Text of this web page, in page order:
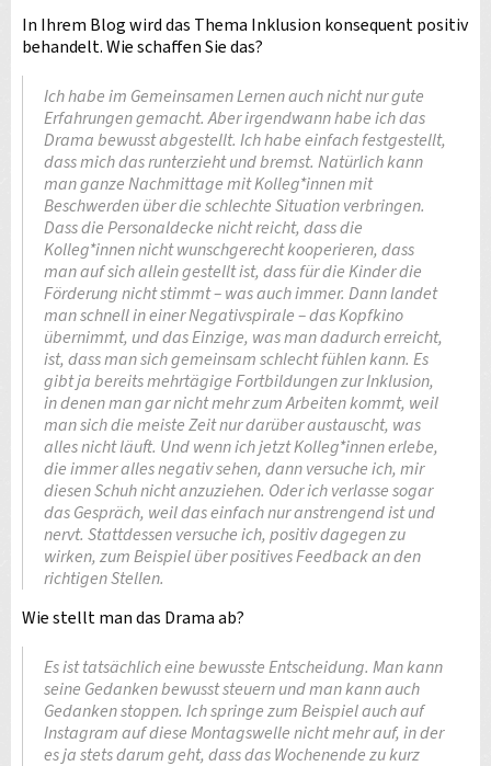
In Ihrem Blog wird das Thema Inklusion konsequent positiv
behandelt. Wie schaffen Sie das?
Ich habe im Gemeinsamen Lernen auch nicht nur gute
Erfahrungen gemacht. Aber irgendwann habe ich das
Drama bewusst abgestellt. Ich habe einfach festgestellt,
dass mich das runterzieht und bremst. Natürlich kann
man ganze Nachmittage mit Kolleg*innen mit
Beschwerden über die schlechte Situation verbringen.
Dass die Personaldecke nicht reicht, dass die
Kolleg*innen nicht wunschgerecht kooperieren, dass
man auf sich allein gestellt ist, dass für die Kinder die
Förderung nicht stimmt – was auch immer. Dann landet
man schnell in einer Negativspirale – das Kopfkino
übernimmt, und das Einzige, was man dadurch erreicht,
ist, dass man sich gemeinsam schlecht fühlen kann. Es
gibt ja bereits mehrtägige Fortbildungen zur Inklusion,
in denen man gar nicht mehr zum Arbeiten kommt, weil
man sich die meiste Zeit nur darüber austauscht, was
alles nicht läuft. Und wenn ich jetzt Kolleg*innen erlebe,
die immer alles negativ sehen, dann versuche ich, mir
diesen Schuh nicht anzuziehen. Oder ich verlasse sogar
das Gespräch, weil das einfach nur anstrengend ist und
nervt. Stattdessen versuche ich, positiv dagegen zu
wirken, zum Beispiel über positives Feedback an den
richtigen Stellen.
Wie stellt man das Drama ab?
Es ist tatsächlich eine bewusste Entscheidung. Man kann
seine Gedanken bewusst steuern und man kann auch
Gedanken stoppen. Ich springe zum Beispiel auch auf
Instagram auf diese Montagswelle nicht mehr auf, in der
es ja stets darum geht, dass das Wochenende zu kurz